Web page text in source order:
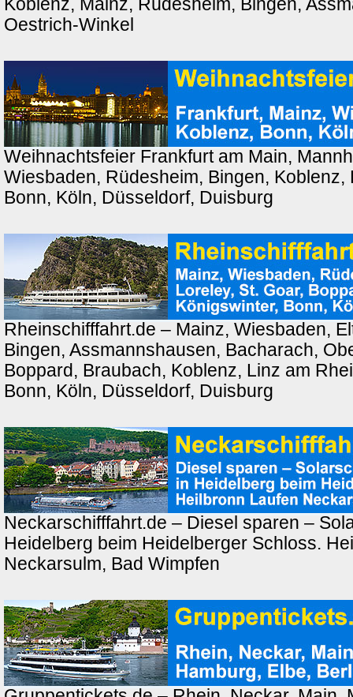
Koblenz, Mainz, Rüdesheim, Bingen,
Oestrich-Winkel
Weihnachtsfeier Frankfurt am Main,
Wiesbaden, Rüdesheim, Bingen, Koblenz,
Bonn, Köln, Düsseldorf, Duisburg
Rheinschifffahrt.de – Mainz, Wiesbaden,
Bingen, Assmannshausen, Bacharach,
Boppard, Braubach, Koblenz, Linz am
Bonn, Köln, Düsseldorf, Duisburg
Neckarschifffahrt.de – Diesel sparen –
Heidelberg beim Heidelberger Schloss.
Neckarsulm, Bad Wimpfen